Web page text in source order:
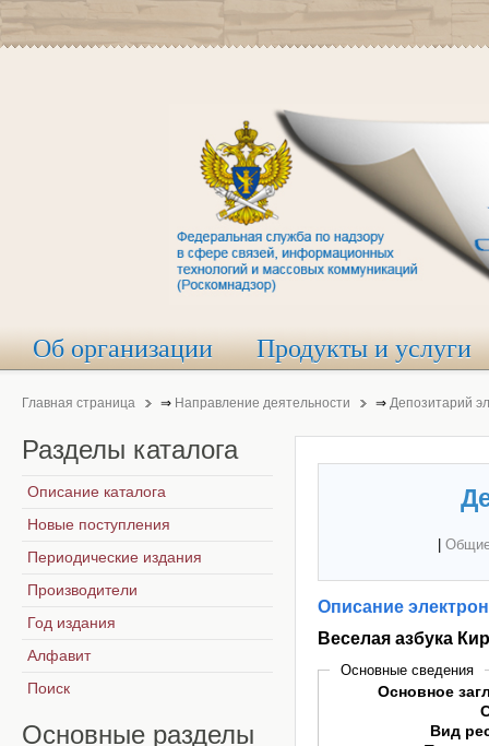
Об организации Продукты и услуги
Главная страница ⇒ Направление деятельности ⇒ Депозитарий
Описание
Веселая азбука
Основные сведения
Основное
Вид
Разделы каталога
Описание каталога
Новые поступления
Периодические издания
Производители
Год издания
Алфавит
Поиск
Основные разделы